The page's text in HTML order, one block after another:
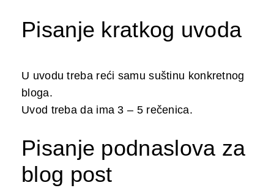
Pisanje kratkog uvoda
U uvodu treba reći samu suštinu konkretnog
bloga.
Uvod treba da ima 3 – 5 rečenica.
Pisanje podnaslova za
blog post